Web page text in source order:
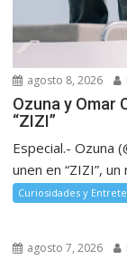
agosto 8, 2026
Ozuna y Omar
“ZIZI”
Especial.- Ozuna
unen en “ZIZI”,
Curiosidades y
agosto 7, 2026